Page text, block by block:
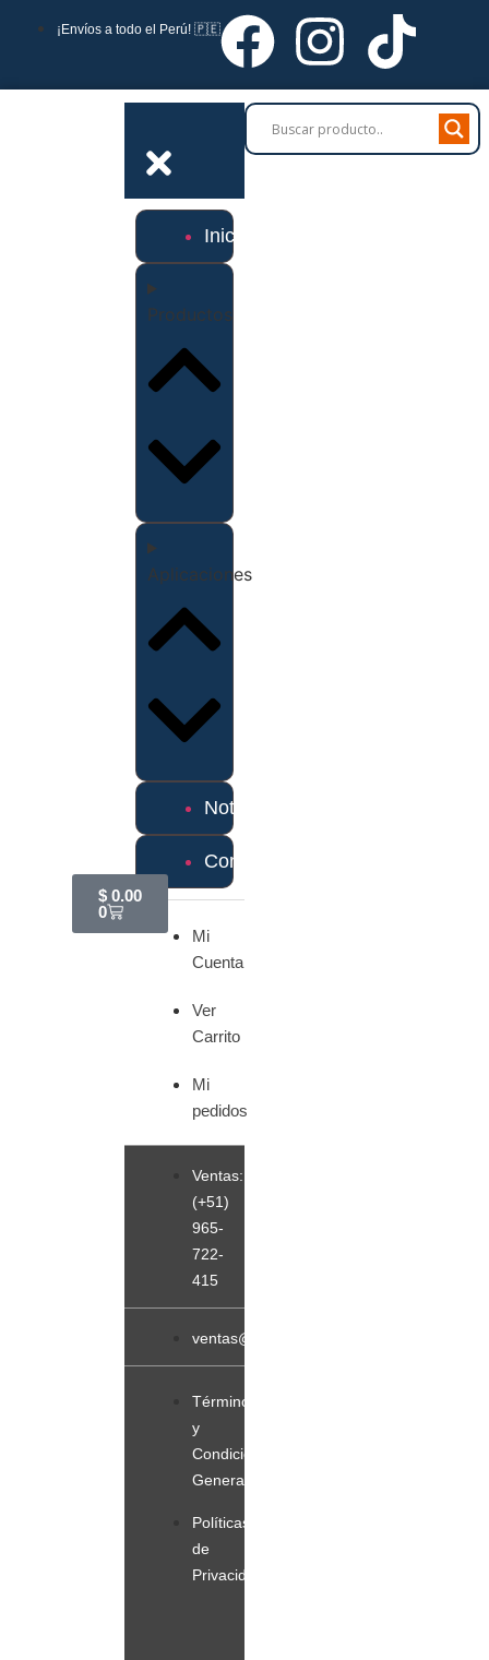
¡Envíos a todo el Perú! 🇵🇪
$ 0.00
0
Inicio
Productos
Aplicaciones
Noticias
Contáctanos
Mi
Cuenta
Ver
Carrito
Mi
pedidos
Ventas:
(+51)
965-
722-
415
ventas@sopladorblowerperu.com
Términos
y
Condiciones
Generales
Políticas
de
Privacidad